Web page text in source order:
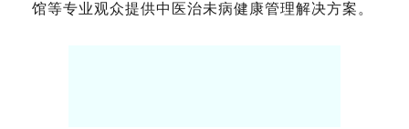
馆等专业观众提供中医治未病健康管理解决方案。